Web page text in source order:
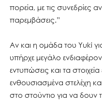
πορεία, με τις συνεδρίες
παρεμβάσεις.”
Αν και η ομάδα του Yuki
υπήρχε μεγάλο
εντυπώσεις και τα
ενθουσιασμένα στελέχη
στο στούντιο για να δουν